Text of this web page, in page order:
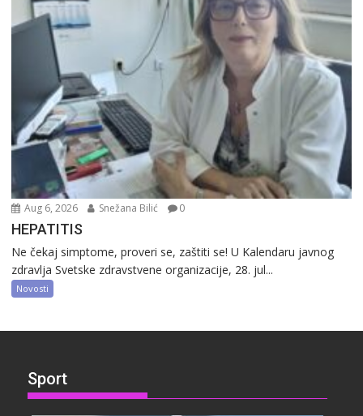
Aug 6, 2026 Snežana Bilić 0
HEPATITIS
Ne čekaj simptome, proveri se, zaštiti se! U Kalendaru javnog
zdravlja Svetske zdravstvene organizacije, 28. jul...
Novosti
Sport